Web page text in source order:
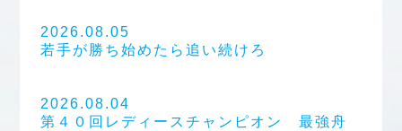
2026.08.05
若手が勝ち始めたら追い続けろ
2026.08.04
第４０回レディースチャンピオン 最強舟